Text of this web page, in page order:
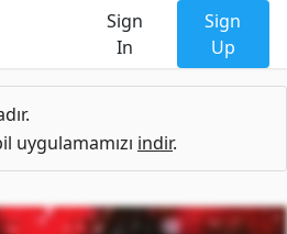
Sign
In
Sign
Up
uygulamamızı indir.